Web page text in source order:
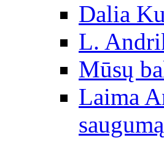
Dalia
L.
Mūsų
Laima